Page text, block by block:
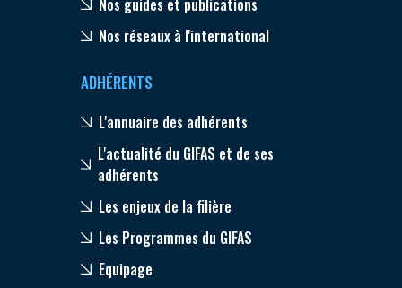
Nos réseaux à l'international
ADHÉRENTS
L'annuaire des adhérents
L'actualité du GIFAS et de ses
adhérents
Les enjeux de la filière
Les Programmes du GIFAS
Equipage